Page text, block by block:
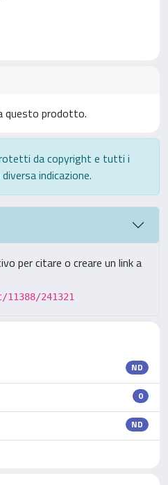
questo prodotto.
da copyright e tutti i
indicazione.
per citare o creare un link a
241321
ND
0
ND